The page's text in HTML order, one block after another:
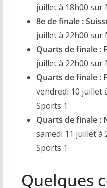
juillet à 18h00 sur
8e de finale :
juillet à 22h00 sur
Quarts de finale :
juillet à 22h00 sur
Quarts de finale :
vendredi 10 juillet
Sports 1
Quarts de finale :
samedi 11 juillet à
Sports 1
Quelques